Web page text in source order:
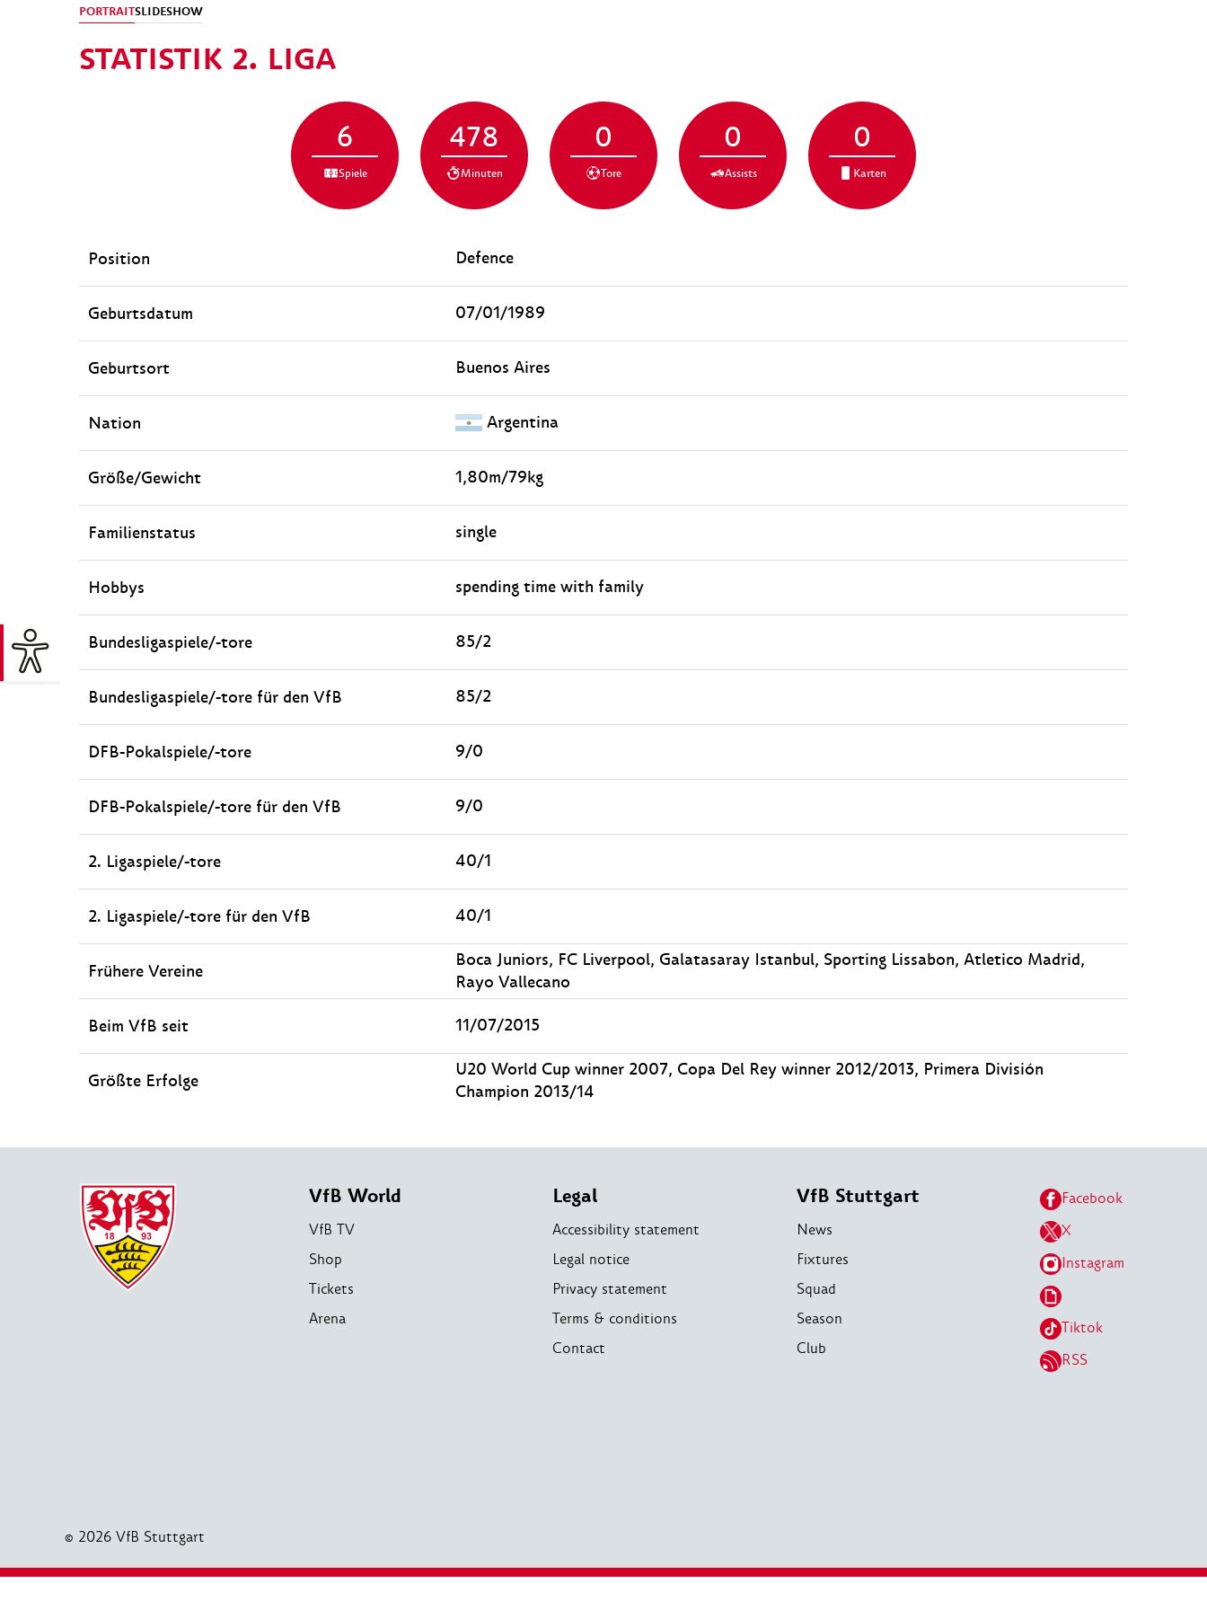
PORTRAITSLIDESHOW
STATISTIK 2. LIGA
6
Spiele
478
Minuten
0
Tore
0
Assists
0
Karten
Position Defence
Geburtsdatum 07/01/1989
Geburtsort Buenos Aires
Nation Argentina
Größe/Gewicht 1,80m/79kg
Familienstatus single
Hobbys spending time with family
Bundesligaspiele/-tore 85/2
Bundesligaspiele/-tore für den VfB 85/2
DFB-Pokalspiele/-tore 9/0
DFB-Pokalspiele/-tore für den VfB 9/0
2. Ligaspiele/-tore 40/1
2. Ligaspiele/-tore für den VfB 40/1
Frühere Vereine
Boca Juniors, FC Liverpool, Galatasaray Istanbul, Sporting Lissabon, Atletico Madrid,
Rayo Vallecano
Beim VfB seit 11/07/2015
Größte Erfolge
U20 World Cup winner 2007, Copa Del Rey winner 2012/2013, Primera División
Champion 2013/14
VfB World
VfB TV
Shop
Tickets
Arena
Legal
Accessibility statement
Legal notice
Privacy statement
Terms & conditions
Contact
VfB Stuttgart
News
Fixtures
Squad
Season
Club
Facebook
X
Instagram
Tiktok
RSS
© 2026 VfB Stuttgart